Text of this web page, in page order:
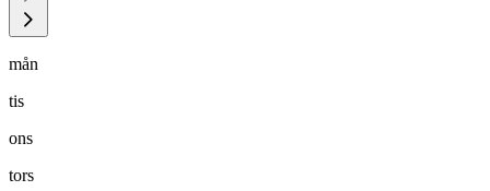
mån
tis
ons
tors